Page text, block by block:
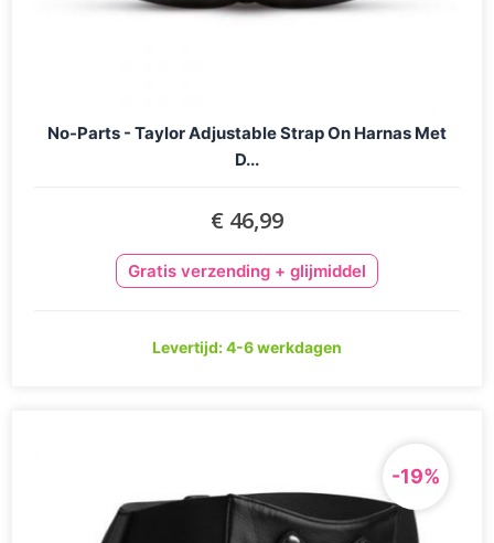
No-Parts - Taylor Adjustable Strap On Harnas Met
D...
€ 46,99
Gratis verzending + glijmiddel
Levertijd: 4-6 werkdagen
-19%